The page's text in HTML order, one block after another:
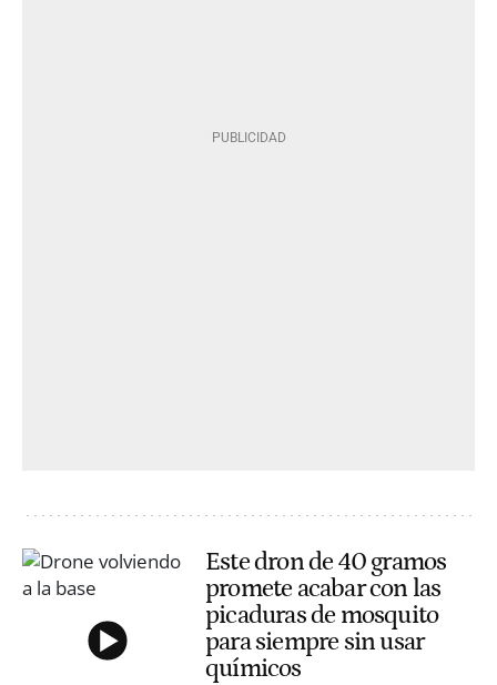
Este dron de 40 gramos
promete acabar con las
picaduras de mosquito
para siempre sin usar
químicos